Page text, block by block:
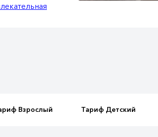
Взрослый Тариф Детский